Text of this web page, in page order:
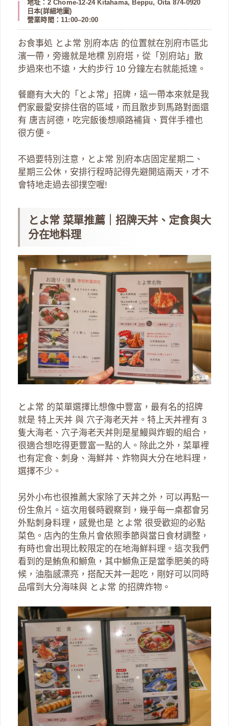
地址：2 Chome-12-24 Kitahama, Beppu, Oita 874-0920
日本(詳細地圖)
營業時間：11:00–20:00
お食事処 とよ常 別府本店 的位置就在別府市區北
濱一帶，旁邊就是地標 別府塔，從「別府站」散
步過來也不遠，大約步行 10 分鐘左右就能抵達。
餐廳有大大的「とよ常」招牌，這一帶本來就是我
們家最愛安排住宿的區域，而且散步到馬路對面還
有 唐吉訶德，吃完飯後想順路補貨、買伴手禮也
很方便。
不過要特別注意，とよ常 別府本店固定星期二、
星期三公休，安排行程時記得先避開這兩天，才不
會特地走過去卻撲空喔!
とよ常 菜單推薦｜招牌天丼、定食與大
分在地料理
とよ常 的菜單選擇比想像中豐富，最有名的招牌
就是 特上天丼 與 穴子海老天丼。特上天丼裡有 3
隻大海老、穴子海老天丼則是星鰻與炸蝦的組合，
很適合想吃得更豐富一點的人。除此之外，菜單裡
也有定食、刺身、海鮮丼、炸物與大分在地料理，
選擇不少。
另外小布也很推薦大家除了天丼之外，可以再點一
份生魚片。這次用餐時觀察到，幾乎每一桌都會另
外點刺身料理，感覺也是 とよ常 很受歡迎的必點
菜色。店內的生魚片會依照季節與當日食材調整，
有時也會出現比較限定的在地海鮮料理。這次我們
看到的是鮪魚和鰤魚，其中鰤魚正是當季肥美的時
候，油脂感漂亮，搭配天丼一起吃，剛好可以同時
品嚐到大分海味與 とよ常 的招牌炸物。